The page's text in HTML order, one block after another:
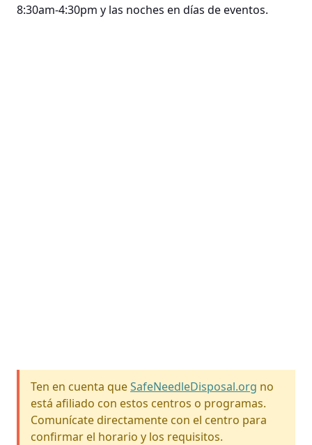
8:30am-4:30pm y las noches en días de eventos.
Ten en cuenta queSafeNeedleDisposal.org no
está afiliado con estos centros o programas.
Comunícate directamente con el centro para
confirmar el horario y los requisitos.